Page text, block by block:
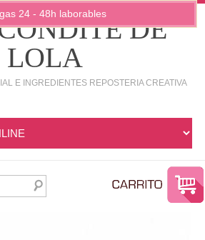
DE
LOLA
E INGREDIENTES REPOSTERIA CREATIVA
24 - 48h laborables